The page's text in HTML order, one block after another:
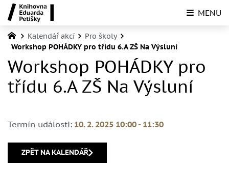
Kalendář akcí
Pro školy
Workshop POHÁDKY pro třídu 6.A ZŠ Na Výsluní
Workshop POHÁDKY pro
třídu 6.A ZŠ Na Výsluní
Termín události: 10. 2. 2025 10:00 - 11:30
ZPĚT NA KALENDÁŘ
MENU